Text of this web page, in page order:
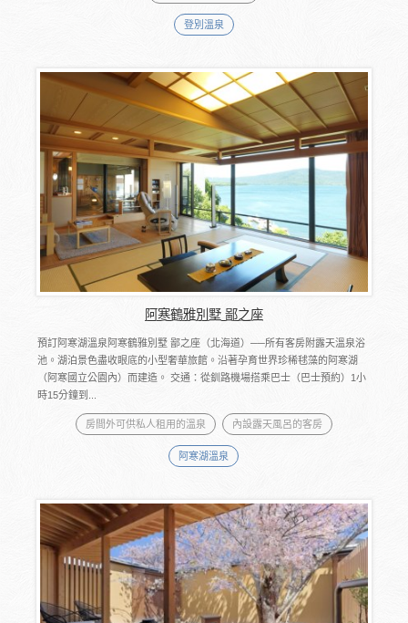
登別溫泉
阿寒鶴雅別墅 鄙之座
預訂阿寒湖溫泉阿寒鶴雅別墅 鄙之座（北海道）──所有客房附露天溫泉浴
池。湖泊景色盡收眼底的小型奢華旅館。沿著孕育世界珍稀毬藻的阿寒湖
（阿寒國立公園內）而建造。 交通：從釧路機場搭乘巴士（巴士預約）1小
時15分鐘到...
房間外可供私人租用的溫泉 內設露天風呂的客房
阿寒湖溫泉